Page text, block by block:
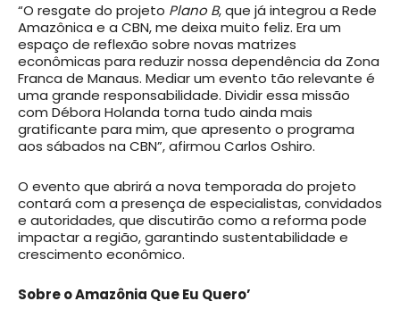
“O resgate do projeto Plano B, que já integrou a Rede
Amazônica e a CBN, me deixa muito feliz. Era um
espaço de reflexão sobre novas matrizes
econômicas para reduzir nossa dependência da Zona
Franca de Manaus. Mediar um evento tão relevante é
uma grande responsabilidade. Dividir essa missão
com Débora Holanda torna tudo ainda mais
gratificante para mim, que apresento o programa
aos sábados na CBN”, afirmou Carlos Oshiro.
O evento que abrirá a nova temporada do projeto
contará com a presença de especialistas, convidados
e autoridades, que discutirão como a reforma pode
impactar a região, garantindo sustentabilidade e
crescimento econômico.
Sobre o Amazônia Que Eu Quero’